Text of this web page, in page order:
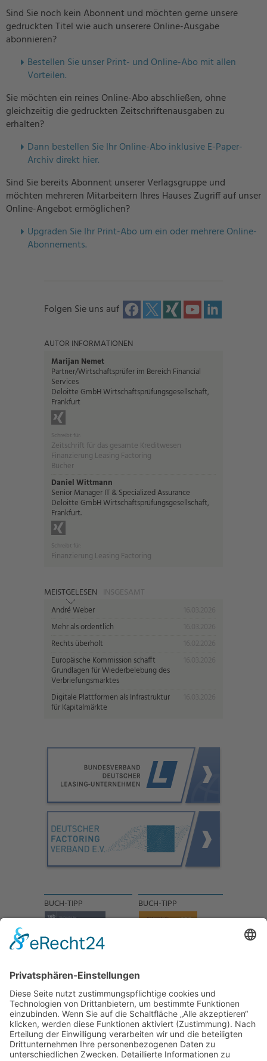
Sind Sie noch kein Abonnent und möchten gerne unsere
gedruckten Titel wie auch unserere Online-Ausgabe
abonnieren?
Bestellen Sie unser Print- und Online-Abo mit allen
Vorteilen.
Sie möchten ein reines Online-Abo abschließen, ohne
gleichzeitig die gedruckten Zeitschriftenausgaben zu
erhalten?
Dann bestellen Sie Ihr Online-Abo inklusive E-Paper-
Archiv direkt hier.
Sind Sie bereits Abonnent unserer Verlagsgruppe und
möchten mehreren Mitarbeitern Ihres Hauses Zugriff auf unser
Online-Angebot ermöglichen?
Upgraden Sie Ihr Print-Abo um ein oder mehrere Online-
Abonnements.
Folgen Sie uns auf
AUTOR INFORMATIONEN
Marijan Nemet
Partner/Wirtschaftsprüfer im Bereich Financial
Services
Deloitte GmbH Wirtschaftsprüfungsgesellschaft,
Frankfurt
Schreibt für:
Zeitschrift für das gesamte Kreditwesen
Finanzierung Leasing Factoring
Bücher
Daniel Wittmann
Senior Manager IT & Specialized Assurance
Deloitte GmbH Wirtschaftsprüfungsgesellschaft,
Frankfurt.
Schreibt für:
Finanzierung Leasing Factoring
MEISTGELESEN INSGESAMT
André Weber
Mehr als ordentlich
Rechts überholt
Europäische Kommission schafft
Grundlagen für Wiederbelebung des
Verbriefungsmarktes
Digitale Plattformen als Infrastruktur
für Kapitalmärkte
BUCH-TIPP BUCH-TIPP